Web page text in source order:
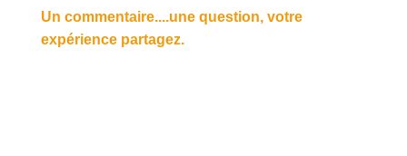
Un commentaire....une question, votre
expérience partagez.